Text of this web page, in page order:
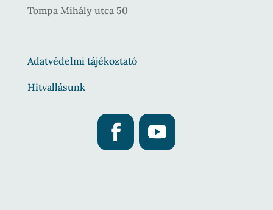
Tompa Mihály utca 50
Adatvédelmi tájékoztató
Hitvallásunk